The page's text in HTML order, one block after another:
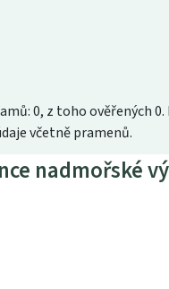
0, z toho ověřených
včetně pramenů.
nadmořské